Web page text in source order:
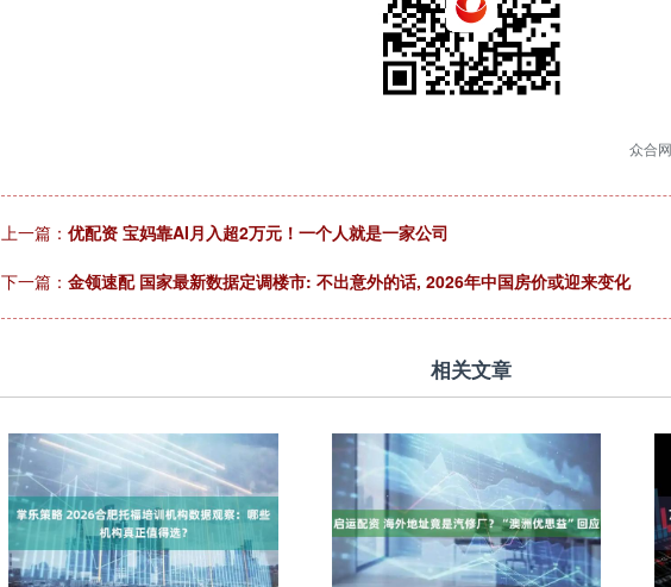
众合
上一篇： 优配资 宝妈靠AI月入超2万元！一个人就是一家公司
下一篇： 金领速配 国家最新数据定调楼市: 不出意外的话, 2026年中国房价或迎来变化
相关文章